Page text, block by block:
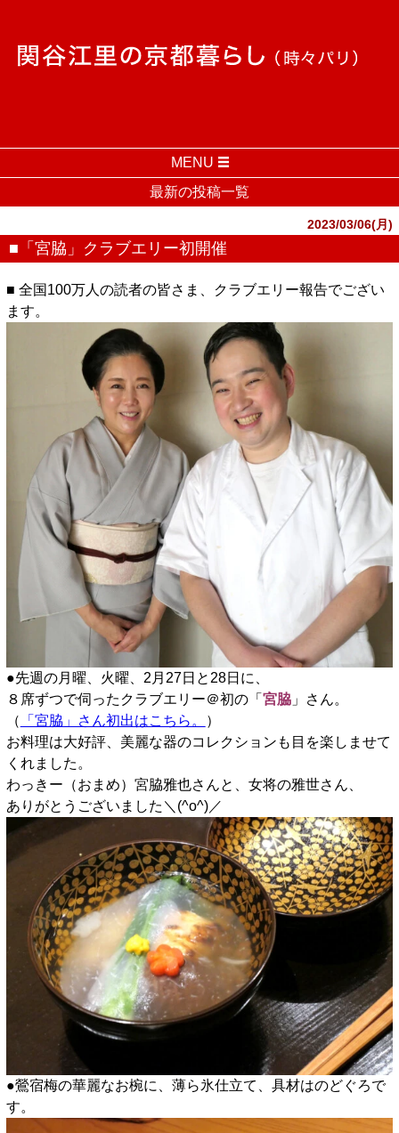
MENU
最新の投稿一覧
2023/03/06(月)
■「宮脇」クラブエリー初開催
■ 全国100万人の読者の皆さま、クラブエリー報告でござい
ます。
●先週の月曜、火曜、2月27日と28日に、
８席ずつで伺ったクラブエリー＠初の「 宮脇」さん。
（
「宮脇」さん初出はこちら。
）
お料理は大好評、美麗な器のコレクションも目を楽しませて
くれました。
わっきー（おまめ）宮脇雅也さんと、女将の雅世さん、
ありがとうございました＼(^o^)／
●鶯宿梅の華麗なお椀に、薄ら氷仕立て、具材はのどぐろで
す。